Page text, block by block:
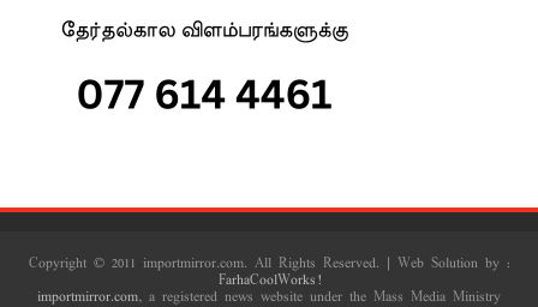
Copyright © 2011 importmirror.com. All Rights Reserved. | Web Solution by :
FarhaCoolWorks!
importmirror.com, a registered news website under the Mass Media Ministry